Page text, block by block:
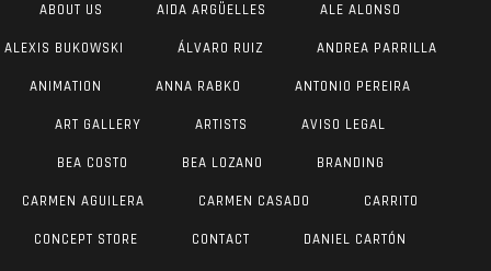
ABOUT US AIDA ARGÜELLES ALE ALONSO
ALEXIS BUKOWSKI ÁLVARO RUIZ ANDREA PARRILLA
ANIMATION ANNA RABKO ANTONIO PEREIRA
ART GALLERY ARTISTS AVISO LEGAL
BEA COSTO BEA LOZANO BRANDING
CARMEN AGUILERA CARMEN CASADO CARRITO
CONCEPT STORE CONTACT DANIEL CARTÓN